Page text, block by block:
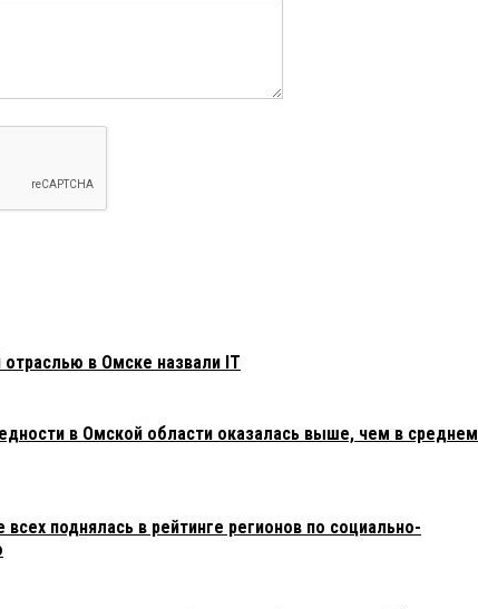
в Омске назвали IT
в Омской области оказалась выше, чем в среднем
поднялась в рейтинге регионов по социально-